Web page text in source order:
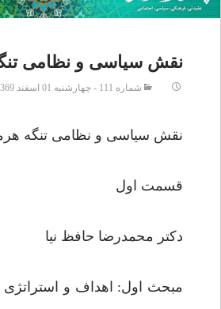
نقش سیاسی و نظامی
شماره 111 - چهارشنبه 01 اسفند 1369
نقش سیاسی و نظامی تنگه
قسمت اول
دکتر محمدرضا حافظ نیا
مبحث اول: اهداف و استراتژی